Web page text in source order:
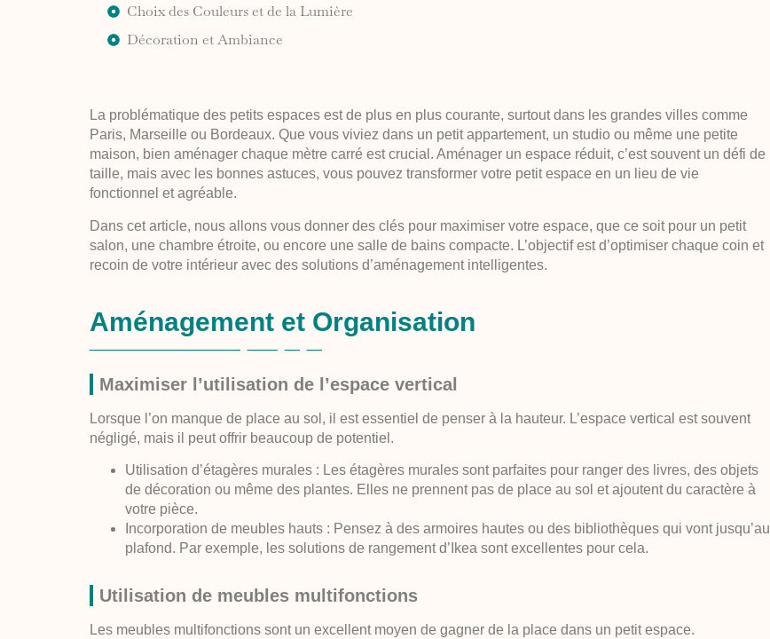
Choix des Couleurs et de la Lumière
Décoration et Ambiance
La problématique des petits espaces est de plus en plus courante, surtout dans les grandes villes comme
Paris, Marseille ou Bordeaux. Que vous viviez dans un petit appartement, un studio ou même une petite
maison, bien aménager chaque mètre carré est crucial. Aménager un espace réduit, c’est souvent un défi de
taille, mais avec les bonnes astuces, vous pouvez transformer votre petit espace en un lieu de vie
fonctionnel et agréable.
Dans cet article, nous allons vous donner des clés pour maximiser votre espace, que ce soit pour un petit
salon, une chambre étroite, ou encore une salle de bains compacte. L’objectif est d’optimiser chaque coin et
recoin de votre intérieur avec des solutions d’aménagement intelligentes.
Aménagement et Organisation
Maximiser l’utilisation de l’espace vertical
Lorsque l’on manque de place au sol, il est essentiel de penser à la hauteur. L’espace vertical est souvent
négligé, mais il peut offrir beaucoup de potentiel.
Utilisation d’étagères murales : Les étagères murales sont parfaites pour ranger des livres, des objets
de décoration ou même des plantes. Elles ne prennent pas de place au sol et ajoutent du caractère à
votre pièce.
Incorporation de meubles hauts : Pensez à des armoires hautes ou des bibliothèques qui vont jusqu’au
plafond. Par exemple, les solutions de rangement d’Ikea sont excellentes pour cela.
Utilisation de meubles multifonctions
Les meubles multifonctions sont un excellent moyen de gagner de la place dans un petit espace.